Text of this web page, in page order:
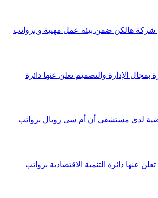
هالكن ضمن بيئة عمل مهنية و برواتب
الإدارة والتصميم تعلن عنها دائرة
لدى مستشفى أن أم سى رويال برواتب
عنها دائرة التنمية الاقتصادية برواتب